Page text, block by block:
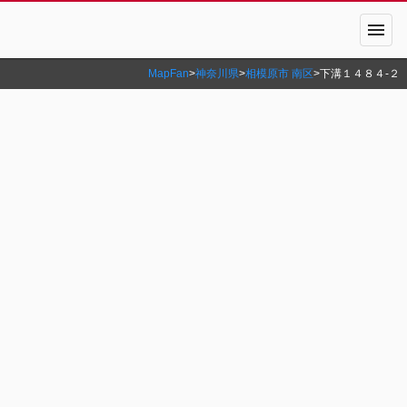
menu
MapFan>神奈川県>相模原市 南区>下溝１４８４‐２